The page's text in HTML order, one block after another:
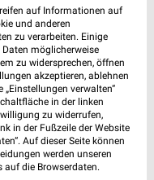
in
auf Informationen auf
und anderen
zu verarbeiten. Einige
möglicherweise
zu widersprechen, öffnen
akzeptieren, ablehnen
verwalten“
in der linken
zu widerrufen,
in der Fußzeile der Website
Auf dieser Seite können
werden unseren
die Browserdaten.